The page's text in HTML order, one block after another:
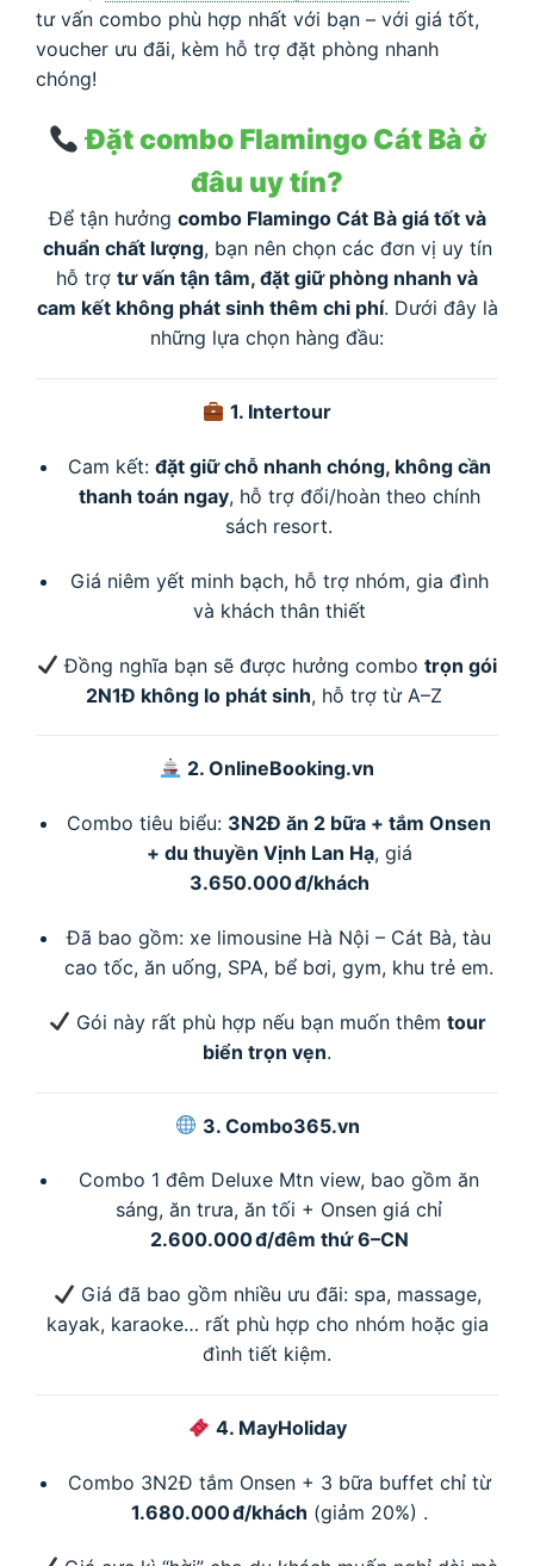
tư vấn combo phù hợp nhất với bạn – với giá tốt,
voucher ưu đãi, kèm hỗ trợ đặt phòng nhanh
chóng!
Đặt combo Flamingo Cát Bà ở
đâu uy tín?
Để tận hưởng combo Flamingo Cát Bà giá tốt và
chuẩn chất lượng, bạn nên chọn các đơn vị uy tín
hỗ trợ tư vấn tận tâm, đặt giữ phòng nhanh và
cam kết không phát sinh thêm chi phí. Dưới đây là
những lựa chọn hàng đầu:
1. Intertour
Cam kết: đặt giữ chỗ nhanh chóng, không cần
thanh toán ngay, hỗ trợ đổi/hoàn theo chính
sách resort.
Giá niêm yết minh bạch, hỗ trợ nhóm, gia đình
và khách thân thiết
Đồng nghĩa bạn sẽ được hưởng combotrọn gói
2N1Đ không lo phát sinh, hỗ trợ từ A–Z
2. OnlineBooking.vn
Combo tiêu biểu: 3N2Đ ăn 2 bữa + tắm Onsen
+ du thuyền Vịnh Lan Hạ, giá
3.650.000 đ/khách
Đã bao gồm: xe limousine Hà Nội – Cát Bà, tàu
cao tốc, ăn uống, SPA, bể bơi, gym, khu trẻ em.
Gói này rất phù hợp nếu bạn muốn thêm tour
biển trọn vẹn.
3. Combo365.vn
Combo 1 đêm Deluxe Mtn view, bao gồm ăn
sáng, ăn trưa, ăn tối + Onsen giá chỉ
2.600.000 đ/đêm thứ 6–CN
Giá đã bao gồm nhiều ưu đãi: spa, massage,
kayak, karaoke… rất phù hợp cho nhóm hoặc gia
đình tiết kiệm.
4. MayHoliday
Combo 3N2Đ tắm Onsen + 3 bữa buffet chỉ từ
1.680.000 đ/khách (giảm 20%) .